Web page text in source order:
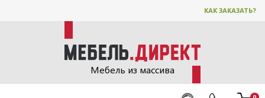
КАК ЗАКАЗАТЬ?
Мебель из массива